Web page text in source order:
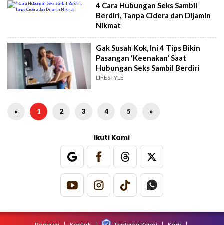
4 Cara Hubungan Seks Sambil
Berdiri, Tanpa Cidera dan Dijamin
Nikmat
Gak Susah Kok, Ini 4 Tips Bikin
Pasangan 'Keenakan' Saat
Hubungan Seks Sambil Berdiri
LIFESTYLE
« 1 2 3 4 5 »
Ikuti Kami